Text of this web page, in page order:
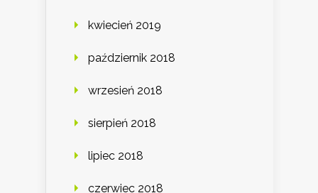
kwiecień 2019
październik 2018
wrzesień 2018
sierpień 2018
lipiec 2018
czerwiec 2018